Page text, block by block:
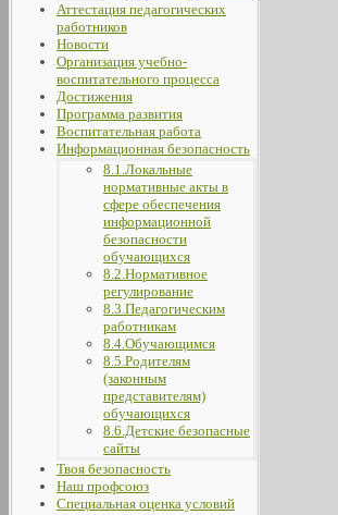
Аттестация педагогических
работников
Новости
Организация учебно-
воспитательного процесса
Достижения
Программа развития
Воспитательная работа
Информационная безопасность
8.1.Локальные
нормативные акты в
сфере обеспечения
информационной
безопасности
обучающихся
8.2.Нормативное
регулирование
8.3.Педагогическим
работникам
8.4.Обучающимся
8.5.Родителям
(законным
представителям)
обучающихся
8.6.Детские безопасные
сайты
Твоя безопасность
Наш профсоюз
Специальная оценка условий